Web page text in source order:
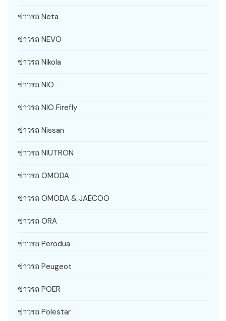
ข่าวรถ Neta
ข่าวรถ NEVO
ข่าวรถ Nikola
ข่าวรถ NIO
ข่าวรถ NIO Firefly
ข่าวรถ Nissan
ข่าวรถ NIUTRON
ข่าวรถ OMODA
ข่าวรถ OMODA & JAECOO
ข่าวรถ ORA
ข่าวรถ Perodua
ข่าวรถ Peugeot
ข่าวรถ POER
ข่าวรถ Polestar